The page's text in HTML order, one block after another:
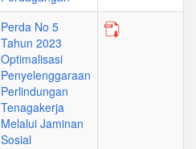
Perda No 5
Tahun 2023
Optimalisasi
Penyelenggaraan
Perlindungan
Tenagakerja
Melalui Jaminan
Sosial